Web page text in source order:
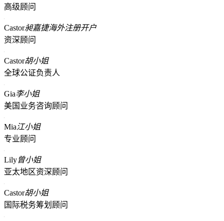
高级顾问
Castor昶嘉捷海外注册开户
资深顾问
Castor胡小姐
全球公证负责人
Gia李小姐
美国业务咨询顾问
Mia江小姐
专业顾问
Lily曾小姐
亚太地区资深顾问
Castor胡小姐
国际税务筹划顾问